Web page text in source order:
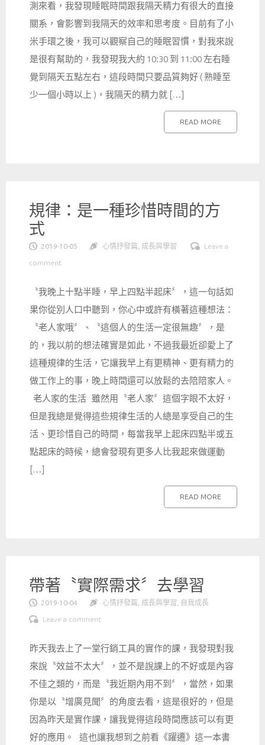
測來看，我發現睡眠時間跟我隔天精力有很大的直接
關系，會影響到我隔天的效率和思考度。目前有了小
米手環之後，我可以觀察自己的睡眠習慣，對我來說
是很有幫助的，我發現我大約 10:30 到 11:00 左右睡
覺到隔天五點左右，這段時間只要品質夠好 ( 熟睡至
少一個小時以上 )，我隔天的精力就 […]
READ MORE
規律：是一種珍惜時間的方
式
2019-10-05 心情抒發篇 成長與學習 Leave a
comment
〝我晚上十點半睡，早上四點半起床〞，這一句話如
果你從別人口中聽到，你心中或許有橫著這種想法：
〝老人家哦〞、〝這個人的生活一定很無趣〞，是
的，我以前的想法確實是如此，不過我最近卻愛上了
這種規律的生活，它讓我早上有更精神、更有精力的
做工作上的事，晚上時間還可以放鬆的去陪陪家人。
老人家的生活 雖然用〝老人家〞這個字眼不太好，
但是我總是覺得這些規律生活的人總是享受自己的生
活、更珍惜自己的時間，每當我早上起床四點半或五
點起床的時候，總會發現有更多人比我起來做運動
[…]
READ MORE
帶著〝實際需求〞去學習
2019-10-04 心情抒發篇 成長與學習 自我成長
Leave a comment
昨天我去上了一堂行銷工具的實作的課，我發現對我
來說〝效益不太大〞，並不是說課上的不好或是內容
不佳之類的，而是〝我近期內用不到〞，當然，如果
你是以〝增廣見聞〞的角度去看，這是很好的，但是
因為昨天是實作課，讓我覺得這段時間應該可以有更
好的應用。 這也讓我想到之前看《躍遷》這一本書